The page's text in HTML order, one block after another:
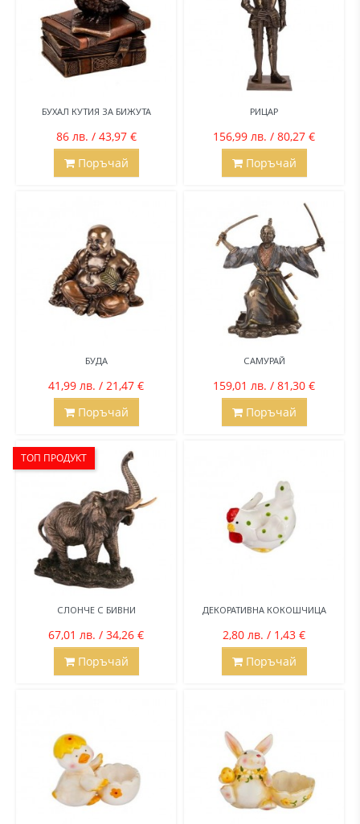
БУХАЛ КУТИЯ ЗА БИЖУТА
86 лв. / 43,97 €
Поръчай
РИЦАР
156,99 лв. / 80,27 €
Поръчай
БУДА
41,99 лв. / 21,47 €
Поръчай
САМУРАЙ
159,01 лв. / 81,30 €
Поръчай
СЛОНЧЕ С БИВНИ
67,01 лв. / 34,26 €
ТОП ПРОДУКТ
Поръчай
ДЕКОРАТИВНА КОКОШЧИЦА
2,80 лв. / 1,43 €
Поръчай